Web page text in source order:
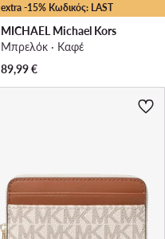
extra -15% Κωδικός: LAST
MICHAEL Michael Kors
Μπρελόκ · Καφέ
89,99€